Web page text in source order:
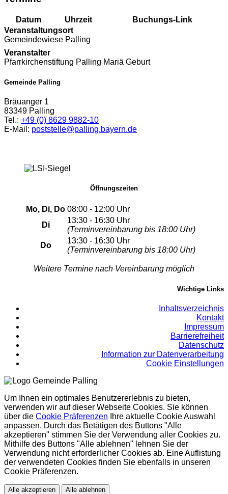
Datum Uhrzeit
Buchungs-Link
Veranstaltungsort
Gemeindewiese Palling
Veranstalter
Pfarrkirchenstiftung Palling Mariä Geburt
Gemeinde Palling
Bräuanger 1
83349 Palling
Tel.: +49 (0) 8629 9882-10
E-Mail: poststelle@palling.bayern.de
Öffnungszeiten
Mo, Di, Do 08:00 - 12:00 Uhr
Di
13:30 - 16:30 Uhr
(Terminvereinbarung bis 18:00 Uhr)
Do
13:30 - 16:30 Uhr
(Terminvereinbarung bis 18:00 Uhr)
Weitere Termine nach Vereinbarung möglich
Wichtige Links
Inhaltsverzeichnis
Kontakt
Impressum
Barrierefreiheit
Datenschutz
Information zur Datenverarbeitung
Cookie Einstellungen
Um Ihnen ein optimales Benutzererlebnis zu bieten,
verwenden wir auf dieser Webseite Cookies. Sie können
über die Cookie Präferenzen Ihre aktuelle Cookie Auswahl
anpassen. Durch das Betätigen des Buttons "Alle
akzeptieren" stimmen Sie der Verwendung aller Cookies zu.
Mithilfe des Buttons "Alle ablehnen" lehnen Sie der
Verwendung nicht erforderlicher Cookies ab. Eine Auflistung
der verwendeten Cookies finden Sie ebenfalls in unseren
Cookie Präferenzen.
Alle akzeptieren Alle ablehnen